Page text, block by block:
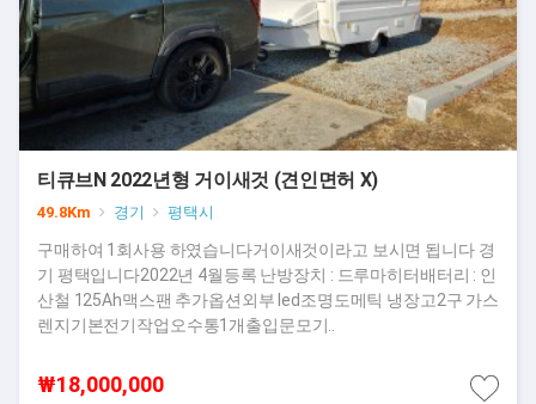
티큐브N 2022년형 거이새것 (견인면허 X)
49.8Km 경기 평택시
구매하여 1회사용 하였습니다거이새것이라고 보시면 됩니다 경
기 평택입니다​2022년 4월등록 난방장치 : 드루마히터배터리 : 인
산철 125Ah맥스팬 ​추가옵션외부 led조명도메틱 냉장고2구 가스
렌지기본전기작업오수통1개출입문모기..
₩18,000,000